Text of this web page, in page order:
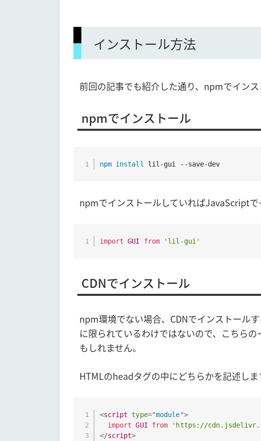
インストール方法
前回の記事でも紹介した通り、npmでインス
npmでインストール
npm install lil-gui --save-dev
npmでインストールしていればJavaScriptで
import GUI from 'lil-gui'
CDNでインストール
npm環境でない場合、CDNでインストール
に限られているわけではないので、こちら
もしれません。
HTMLのheadタグの中にどちらかを記述しま
<script type="module">
import GUI from
'https://
</script>